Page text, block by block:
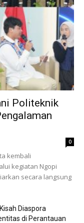
Politeknik
0
kembali
kegiatan Ngopi
secara langsung
Diaspora
di Perantauan